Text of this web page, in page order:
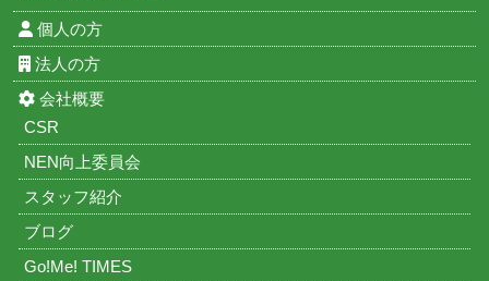
個人の方
法人の方
会社概要
CSR
NEN向上委員会
スタッフ紹介
ブログ
Go!Me! TIMES